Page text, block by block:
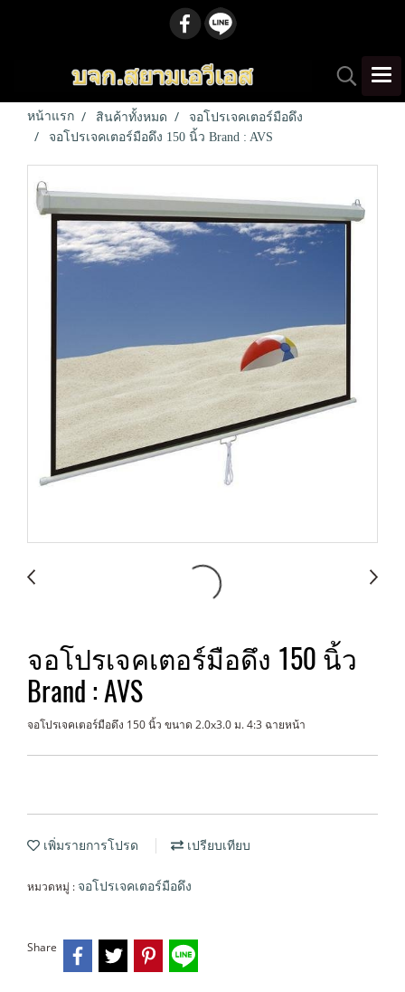
หน้าแรก สินค้าทั้งหมด
จอโปรเจคเตอร์มือดึง
จอโปรเจคเตอร์มือดึง 150 นิ้ว Brand : AVS
จอโปรเจคเตอร์มือดึง 150 นิ้ว
Brand : AVS
จอโปรเจคเตอร์มือดึง 150 นิ้ว ขนาด 2.0x3.0 ม. 4:3 ฉายหน้า
เพิ่มรายการโปรด เปรียบเทียบ
หมวดหมู่ : จอโปรเจคเตอร์มือดึง
Share